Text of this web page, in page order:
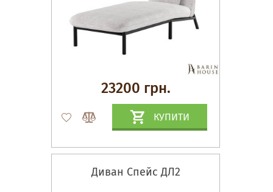
23200 грн.
КУПИТИ
Диван Спейс ДЛ2